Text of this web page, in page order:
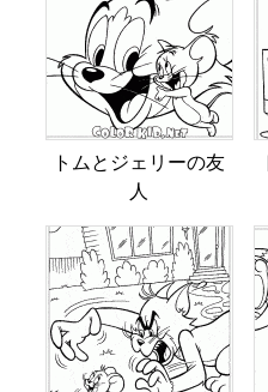
トムとジェリーの友
人